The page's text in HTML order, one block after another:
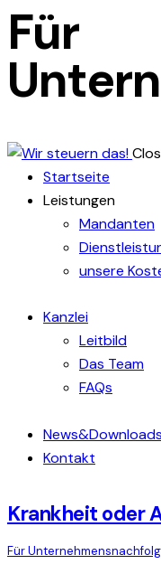
Für
Startseite
Leistungen
Mandanten
unsere
Kanzlei
Leitbild
Das Team
FAQs
News&Downloads
Kontakt
Krankheit oder
Für